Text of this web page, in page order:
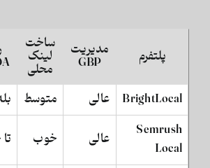
پلتفرم مدیریت
GBP
ساخت
لینک
محلی
BrightLocal
عالی متوسط
Semrush
Local
عالی خوب